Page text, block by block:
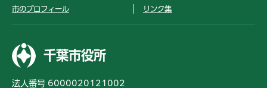
市のプロフィール リンク集
千葉市役所
法人番号 6000020121002